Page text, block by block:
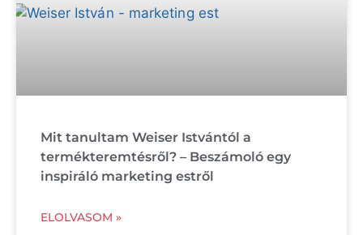
Mit tanultam Weiser Istvántól a
termékteremtésről? – Beszámoló egy
inspiráló marketing estről
ELOLVASOM »